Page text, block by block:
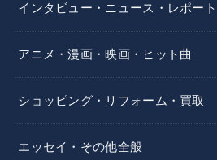
インタビュー・ニュース・レポート
アニメ・漫画・映画・ヒット曲
ショッピング・リフォーム・買取
エッセイ・その他全般